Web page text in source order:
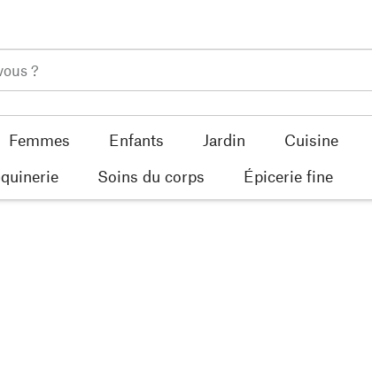
Femmes Enfants Jardin Cuisine
Soins du corps Épicerie fine